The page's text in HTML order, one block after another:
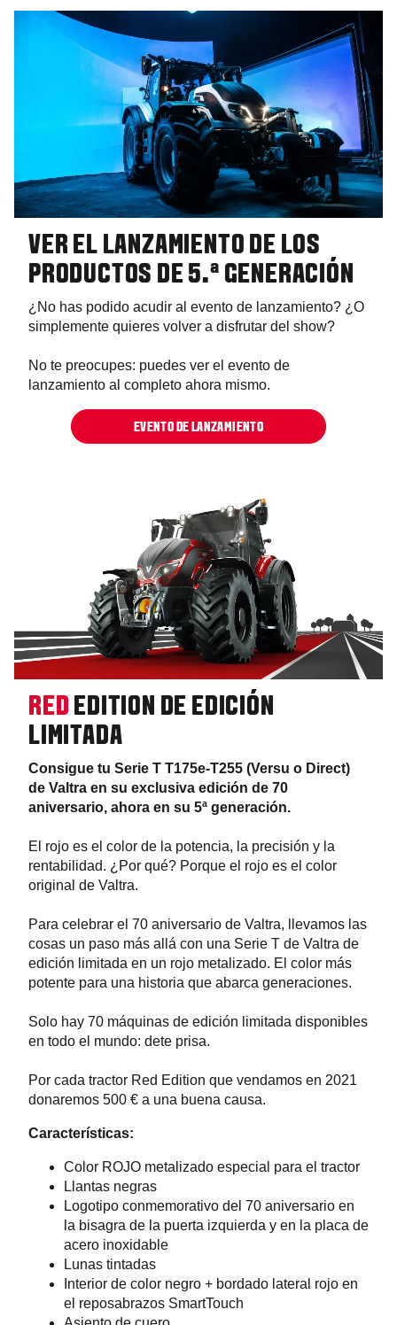
VER EL LANZAMIENTO DE LOS
PRODUCTOS DE 5.ª GENERACIÓN
¿No has podido acudir al evento de lanzamiento? ¿O
simplemente quieres volver a disfrutar del show?
No te preocupes: puedes ver el evento de
lanzamiento al completo ahora mismo.
EVENTO DE LANZAMIENTO
RED EDITION DE EDICIÓN
LIMITADA
Consigue tu Serie T T175e-T255 (Versu o Direct)
de Valtra en su exclusiva edición de 70
aniversario, ahora en su 5ª generación.
El rojo es el color de la potencia, la precisión y la
rentabilidad. ¿Por qué? Porque el rojo es el color
original de Valtra.
Para celebrar el 70 aniversario de Valtra, llevamos las
cosas un paso más allá con una Serie T de Valtra de
edición limitada en un rojo metalizado. El color más
potente para una historia que abarca generaciones.
Solo hay 70 máquinas de edición limitada disponibles
en todo el mundo: dete prisa.
Por cada tractor Red Edition que vendamos en 2021
donaremos 500 € a una buena causa.
Características:
Color ROJO metalizado especial para el tractor
Llantas negras
Logotipo conmemorativo del 70 aniversario en
la bisagra de la puerta izquierda y en la placa de
acero inoxidable
Lunas tintadas
Interior de color negro + bordado lateral rojo en
el reposabrazos SmartTouch